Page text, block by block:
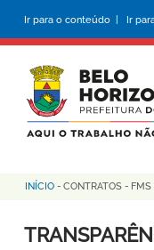
conteúdo
principal
Ir para o conteúdo | Ir
Trilha
de
INÍCIO - CONTRATOS -